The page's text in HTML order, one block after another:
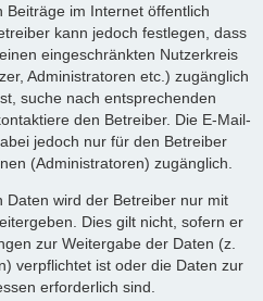
Beiträge im Internet öffentlich
kann jedoch festlegen, dass
eingeschränkten Nutzerkreis
Administratoren etc.) zugänglich
suche nach entsprechenden
den Betreiber. Die E-Mail-
jedoch nur für den Betreiber
(Administratoren) zugänglich.
wird der Betreiber nur mit
Dies gilt nicht, sofern er
zur Weitergabe der Daten (z.
verpflichtet ist oder die Daten zur
erforderlich sind.